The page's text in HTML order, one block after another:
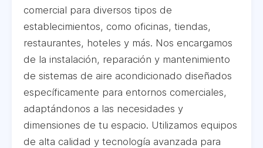
comercial para diversos tipos de
establecimientos, como oficinas, tiendas,
restaurantes, hoteles y más. Nos encargamos
de la instalación, reparación y mantenimiento
de sistemas de aire acondicionado diseñados
específicamente para entornos comerciales,
adaptándonos a las necesidades y
dimensiones de tu espacio. Utilizamos equipos
de alta calidad y tecnología avanzada para